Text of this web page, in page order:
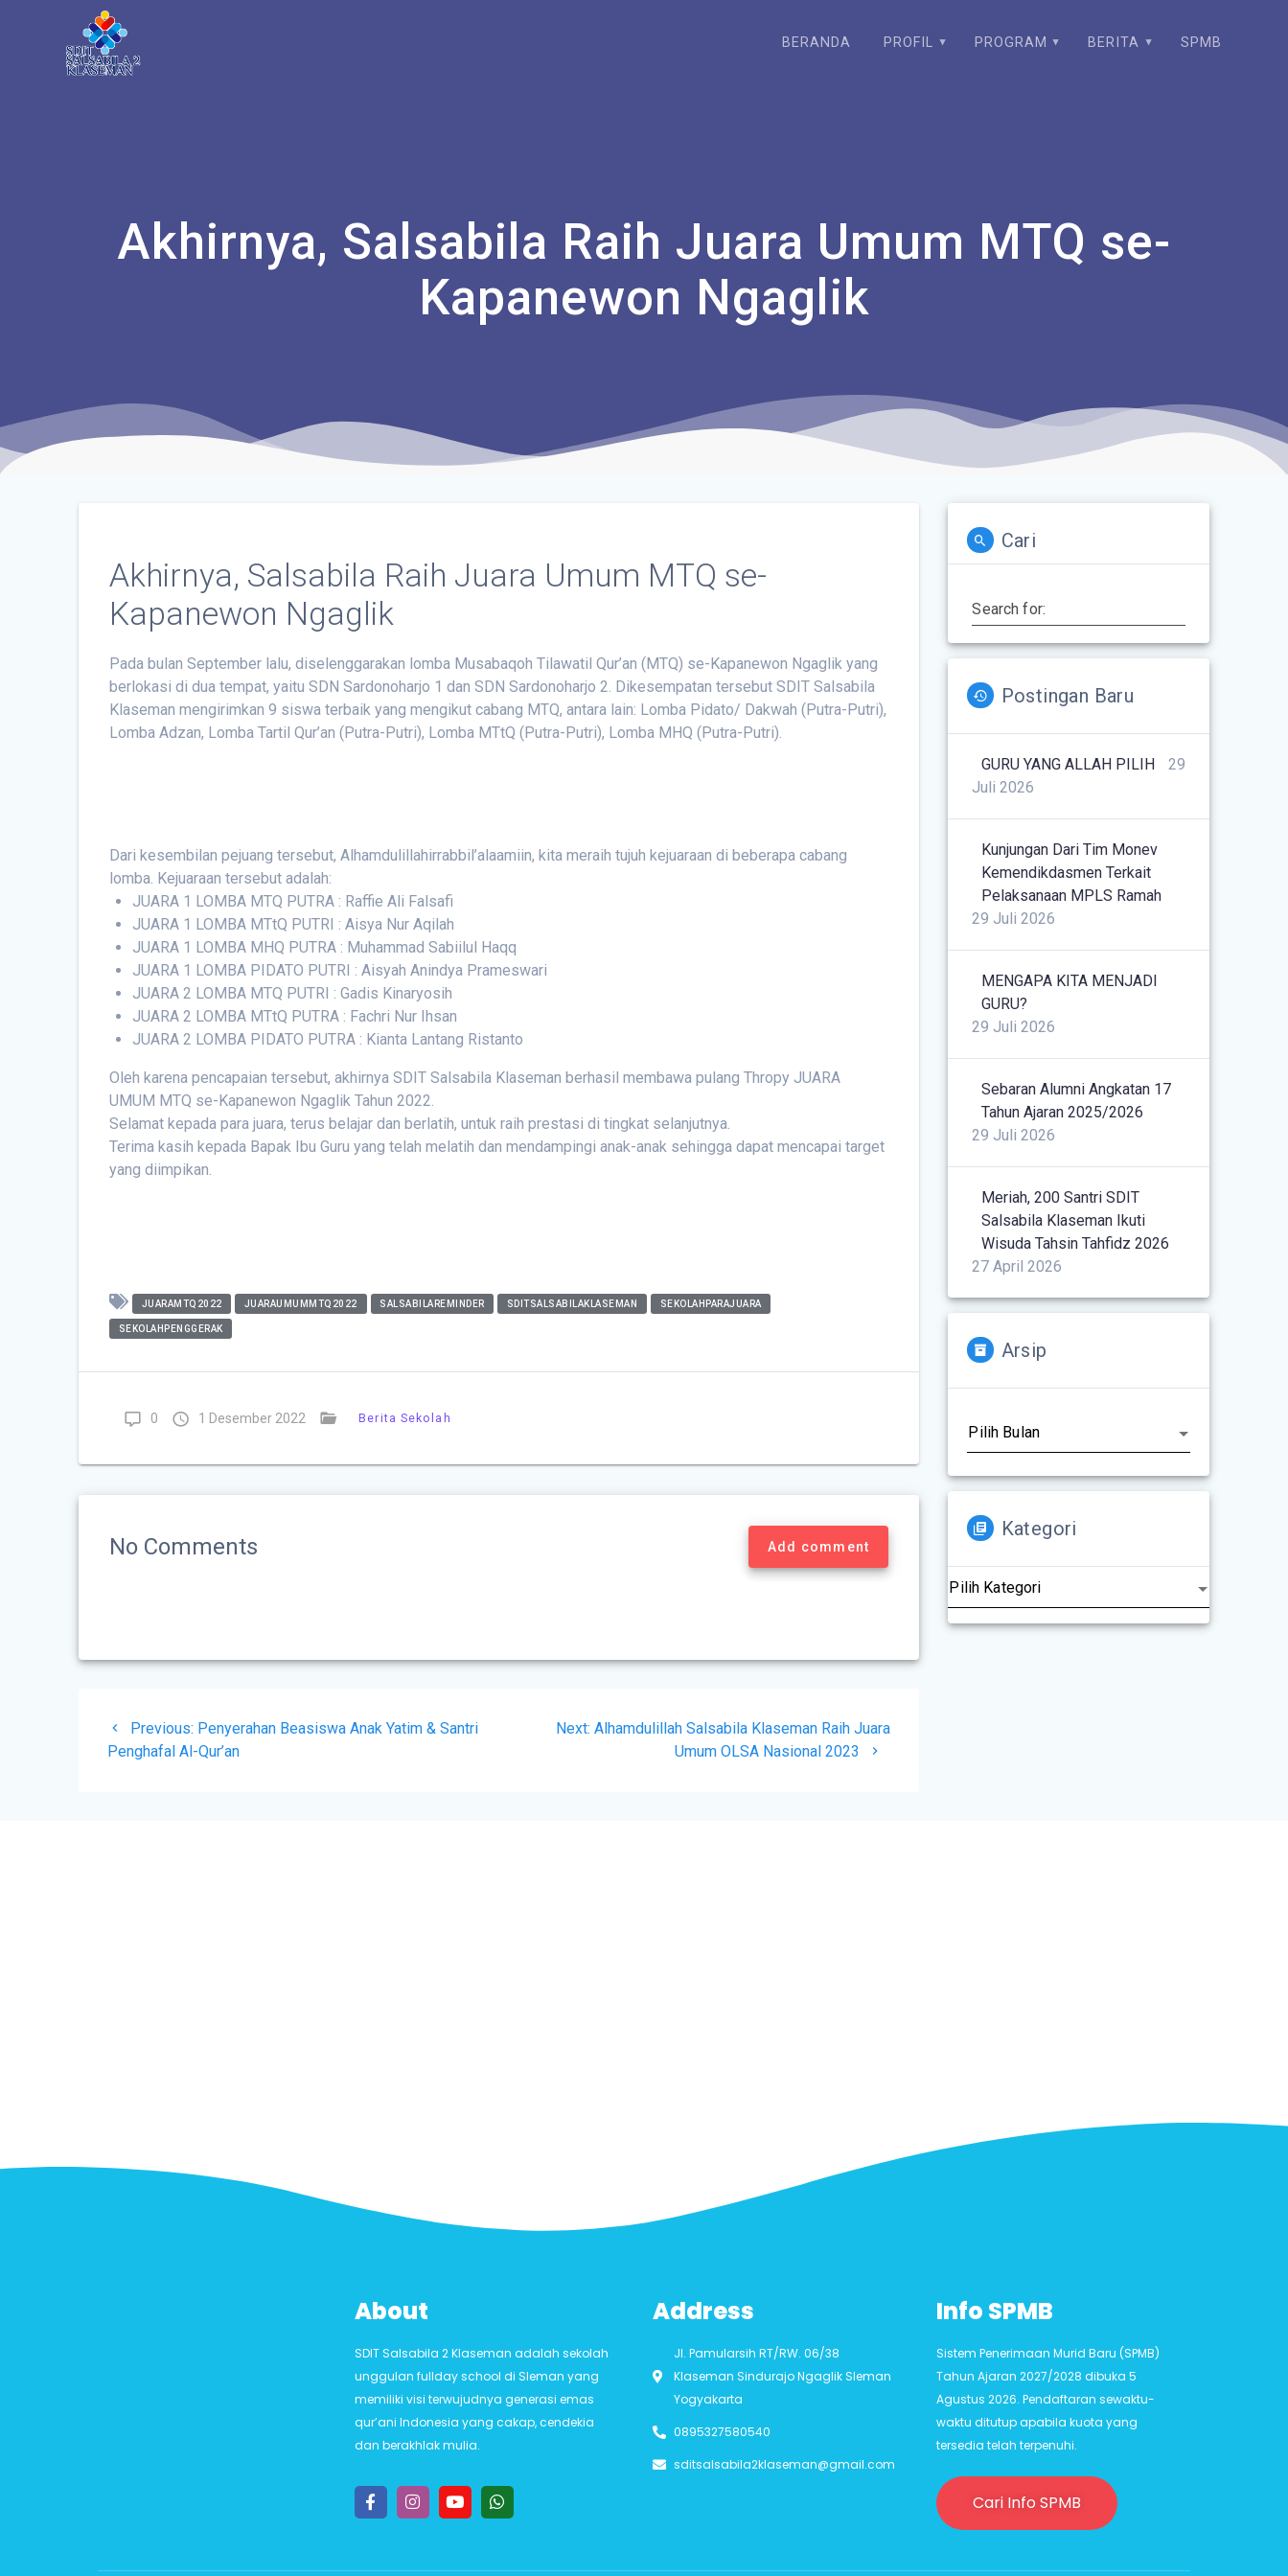
BERANDA PROFIL PROGRAM BERITA SPMB
Akhirnya, Salsabila Raih Juara Umum MTQ se-
Kapanewon Ngaglik
Akhirnya, Salsabila Raih Juara Umum MTQ se-
Kapanewon Ngaglik
Pada bulan September lalu, diselenggarakan lomba Musabaqoh Tilawatil Qur’an (MTQ) se-Kapanewon Ngaglik yang
berlokasi di dua tempat, yaitu SDN Sardonoharjo 1 dan SDN Sardonoharjo 2. Dikesempatan tersebut SDIT Salsabila
Klaseman mengirimkan 9 siswa terbaik yang mengikut cabang MTQ, antara lain: Lomba Pidato/ Dakwah (Putra-Putri),
Lomba Adzan, Lomba Tartil Qur’an (Putra-Putri), Lomba MTtQ (Putra-Putri), Lomba MHQ (Putra-Putri).
Dari kesembilan pejuang tersebut, Alhamdulillahirrabbil’alaamiin, kita meraih tujuh kejuaraan di beberapa cabang
lomba. Kejuaraan tersebut adalah:
JUARA 1 LOMBA MTQ PUTRA : Raffie Ali Falsafi
JUARA 1 LOMBA MTtQ PUTRI : Aisya Nur Aqilah
JUARA 1 LOMBA MHQ PUTRA : Muhammad Sabiilul Haqq
JUARA 1 LOMBA PIDATO PUTRI : Aisyah Anindya Prameswari
JUARA 2 LOMBA MTQ PUTRI : Gadis Kinaryosih
JUARA 2 LOMBA MTtQ PUTRA : Fachri Nur Ihsan
JUARA 2 LOMBA PIDATO PUTRA : Kianta Lantang Ristanto
Oleh karena pencapaian tersebut, akhirnya SDIT Salsabila Klaseman berhasil membawa pulang Thropy JUARA
UMUM MTQ se-Kapanewon Ngaglik Tahun 2022.
Selamat kepada para juara, terus belajar dan berlatih, untuk raih prestasi di tingkat selanjutnya.
Terima kasih kepada Bapak Ibu Guru yang telah melatih dan mendampingi anak-anak sehingga dapat mencapai target
yang diimpikan.
JUARAMTQ2022 JUARAUMUMMTQ2022 SALSABILAREMINDER SDITSALSABILAKLASEMAN SEKOLAHPARAJUARA
SEKOLAHPENGGERAK
0 1 Desember 2022 Berita Sekolah
No Comments Add comment
Previous: Penyerahan Beasiswa Anak Yatim & Santri
Penghafal Al-Qur’an
Next: Alhamdulillah Salsabila Klaseman Raih Juara
Umum OLSA Nasional 2023
Cari
Search for:
Postingan Baru
GURU YANG ALLAH PILIH
29
Juli 2026
Kunjungan Dari Tim Monev
Kemendikdasmen Terkait
Pelaksanaan MPLS Ramah
29 Juli 2026
MENGAPA KITA MENJADI
GURU?
29 Juli 2026
Sebaran Alumni Angkatan 17
Tahun Ajaran 2025/2026
29 Juli 2026
Meriah, 200 Santri SDIT
Salsabila Klaseman Ikuti
Wisuda Tahsin Tahfidz 2026
27 April 2026
Arsip
Kategori
About
SDIT Salsabila 2 Klaseman adalah sekolah
unggulan fullday school di Sleman yang
memiliki visi terwujudnya generasi emas
qur’ani Indonesia yang cakap, cendekia
dan berakhlak mulia.
Address
Jl. Pamularsih RT/RW. 06/38
Klaseman Sindurajo Ngaglik Sleman
Yogyakarta
0895327580540
sditsalsabila2klaseman@gmail.com
Info SPMB
Sistem Penerimaan Murid Baru (SPMB)
Tahun Ajaran 2027/2028 dibuka 5
Agustus 2026. Pendaftaran sewaktu-
waktu ditutup apabila kuota yang
tersedia telah terpenuhi.
Cari Info SPMB